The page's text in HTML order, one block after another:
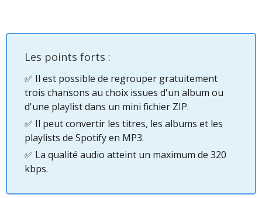
Les points forts :
✅ Il est possible de regrouper gratuitement
trois chansons au choix issues d'un album ou
d'une playlist dans un mini fichier ZIP.
✅ Il peut convertir les titres, les albums et les
playlists de Spotify en MP3.
✅ La qualité audio atteint un maximum de 320
kbps.